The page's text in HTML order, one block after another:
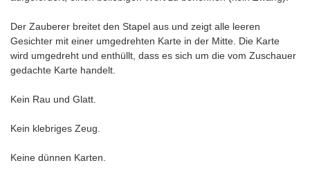
Der Zauberer breitet den Stapel aus und zeigt alle leeren
Gesichter mit einer umgedrehten Karte in der Mitte. Die Karte
wird umgedreht und enthüllt, dass es sich um die vom Zuschauer
gedachte Karte handelt.
Kein Rau und Glatt.
Kein klebriges Zeug.
Keine dünnen Karten.